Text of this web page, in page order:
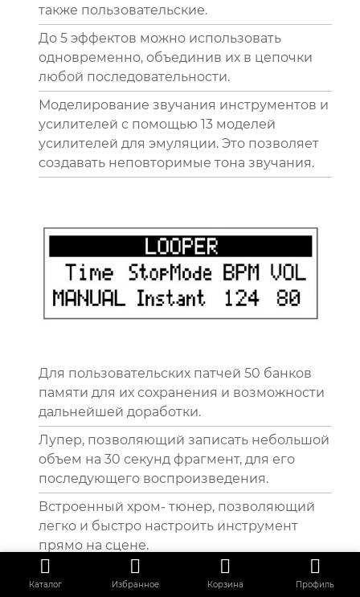
также пользовательские.
До 5 эффектов можно использовать
одновременно, объединив их в цепочки
любой последовательности.
Моделирование звучания инструментов и
усилителей с помощью 13 моделей
усилителей для эмуляции. Это позволяет
создавать неповторимые тона звучания.
Для пользовательских патчей 50 банков
памяти для их сохранения и возможности
дальнейшей доработки.
Лупер, позволяющий записать небольшой
объем на 30 секунд фрагмент, для его
последующего воспроизведения.
Встроенный хром- тюнер, позволяющий
легко и быстро настроить инструмент
прямо на сцене.
Широкие коммутационные возможности:
Каталог Избранное Корзина Профиль